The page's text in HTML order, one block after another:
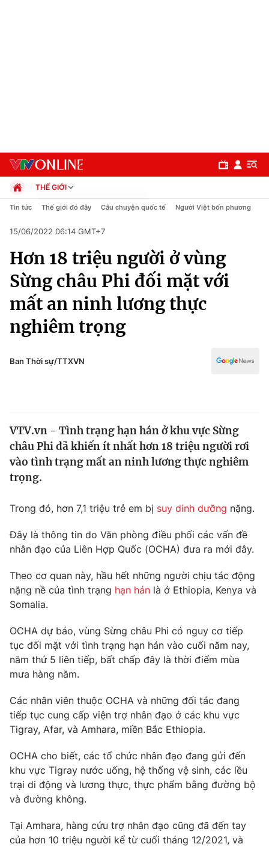
Chuyên mục
Chính trị
Xã hội
Tin tức
Thế giới đó đây
Câu chuyện quốc tế
Kinh tế
Tài chính
Dữ liệu và đời sống
Truyền hình
Phim VTV
Nhân vật
Giải sao mai
Giải trí
Điện ảnh
Âm nhạc
Sao
Đời sống
Du lịch
Làm đẹp
Chất lượng cuộc sống
Tuyển sinh
Học trực tuyến
Công nghệ
Hitech Công nghệ tương lai
Sản phẩm
Thị trường
Tư vấn
Lịch phát sóng
Chuyên mục khác
Emagazine Podcast
Photo Infographic
THẾ GIỚI
Chính trị
Pháp luật
Kinh tế
Thể thao
Truyền hình
Văn hóa - Giải trí
Đời sống
Giáo dục
Tin tức Thế giới đó đây Câu chuyện quốc tế Người Việt bốn phương
15/06/2022 06:14 GMT+7
Hơn 18 triệu người ở vùng
Sừng châu Phi đối mặt với
mất an ninh lương thực
nghiêm trọng
Ban Thời sự/TTXVN
VTV.vn - Tình trạng hạn hán ở khu vực Sừng
châu Phi đã khiến ít nhất hơn 18 triệu người rơi
vào tình trạng mất an ninh lương thực nghiêm
trọng.
Trong đó, hơn 7,1 triệu trẻ em bị suy dinh dưỡng nặng.
Đây là thông tin do Văn phòng điều phối các vấn đề
nhân đạo của Liên Hợp Quốc (OCHA) đưa ra mới đây.
Theo cơ quan này, hầu hết những người chịu tác động
nặng nề của tình trạng hạn hán là ở Ethiopia, Kenya và
Somalia.
OCHA dự báo, vùng Sừng châu Phi có nguy cơ tiếp
tục đối mặt với tình trạng hạn hán vào cuối năm nay,
năm thứ 5 liên tiếp, bất chấp đây là thời điểm mùa
mưa hàng năm.
Các nhân viên thuộc OCHA và những đối tác đang
tiếp tục cung cấp viện trợ nhân đạo ở các khu vực
Tigray, Afar, và Amhara, miền Bắc Ethiopia.
OCHA cho biết, các tổ chức nhân đạo đang gửi đến
khu vực Tigray nước uống, hệ thống vệ sinh, các lều
trại di động và lương thực, thực phẩm bằng đường bộ
và đường không.
Tại Amhara, hàng cứu trợ nhân đạo cũng đã đến tay
của hơn 10 triệu người kể từ cuối tháng 12/2021, và